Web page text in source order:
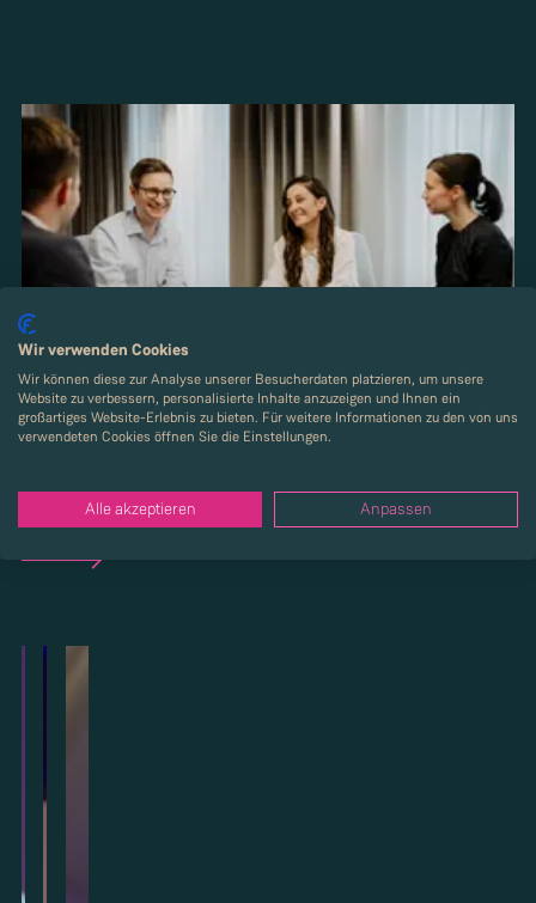
Mehr über Strenger erfahren
Wir verwenden Cookies
Wir können diese zur Analyse unserer Besucherdaten platzieren, um unsere
Website zu verbessern, personalisierte Inhalte anzuzeigen und Ihnen ein
großartiges Website-Erlebnis zu bieten. Für weitere Informationen zu den von uns
verwendeten Cookies öffnen Sie die Einstellungen.
Alle akzeptieren Anpassen